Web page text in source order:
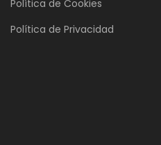
Política de Cookies
Política de Privacidad